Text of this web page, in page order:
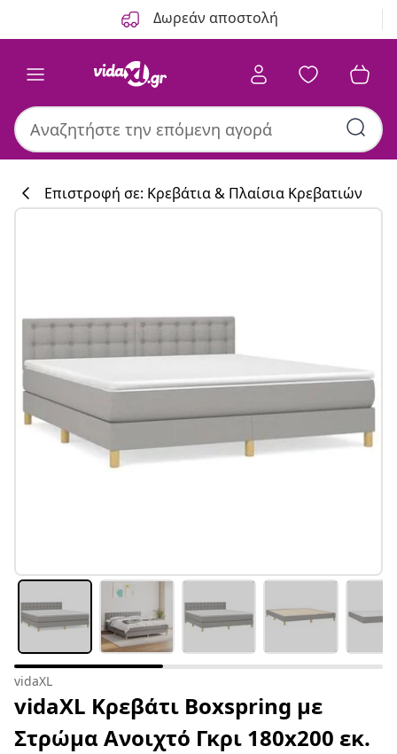
Δωρεάν αποστολή
#sharemevidaxl
Επιστροφή σε: Κρεβάτια & Πλαίσια Κρεβατιών
vidaXL
vidaXL Κρεβάτι Boxspring με
Στρώμα Ανοιχτό Γκρι 180x200 εκ.